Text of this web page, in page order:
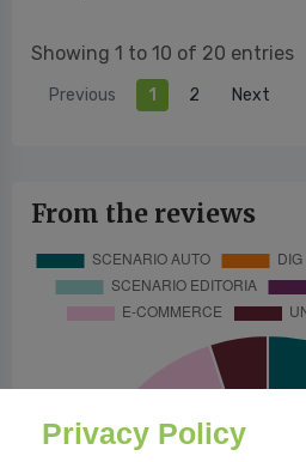
Showing 1 to 10 of 20 entries
Previous 1 2 Next
From the reviews
Privacy Policy